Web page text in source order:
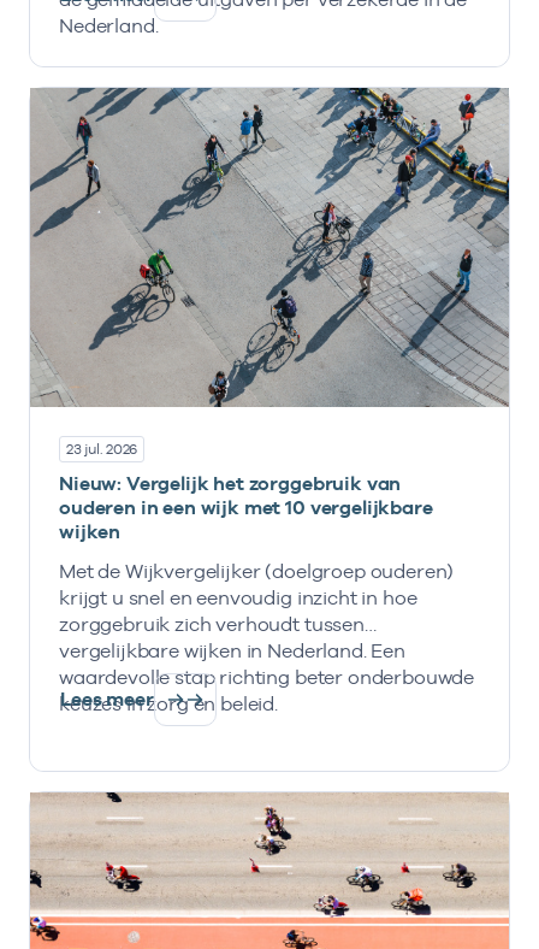
Nederland.
23 jul. 2026
Nieuw: Vergelijk het zorggebruik van
ouderen in een wijk met 10 vergelijkbare
wijken
Met de Wijkvergelijker (doelgroep ouderen)
krijgt u snel en eenvoudig inzicht in hoe
zorggebruik zich verhoudt tussen
vergelijkbare wijken in Nederland. Een
waardevolle stap richting beter onderbouwde
keuzes in zorg en beleid.
Lees meer